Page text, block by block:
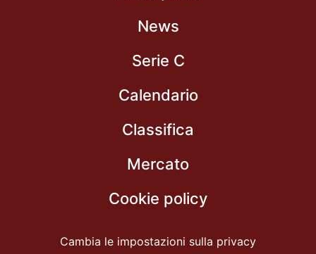
News
Serie C
Calendario
Classifica
Mercato
Cookie policy
Cambia le impostazioni sulla privacy